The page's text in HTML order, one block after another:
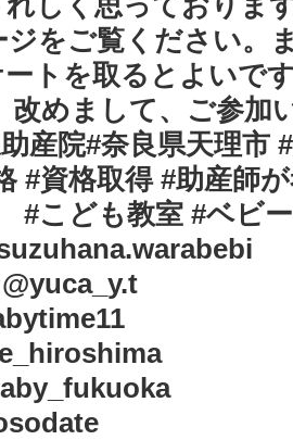
をご覧ください。ま
トを取るとよいです
めまして、ご参加
産院#奈良県天理市
#資格取得 #助産師
#こども教室 #ベビ